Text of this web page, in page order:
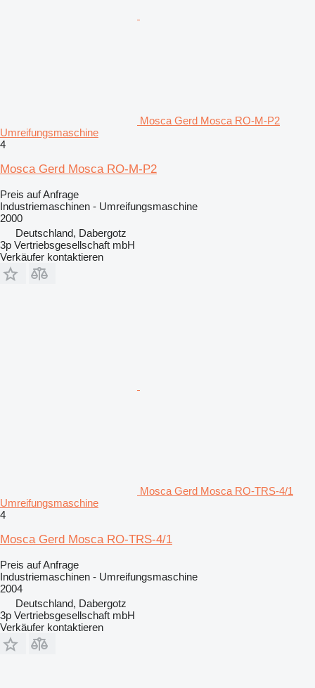
Mosca Gerd Mosca RO-M-P2
Umreifungsmaschine
4
Mosca Gerd Mosca RO-M-P2
Preis auf Anfrage
Industriemaschinen - Umreifungsmaschine
2000
Deutschland, Dabergotz
3p Vertriebsgesellschaft mbH
Verkäufer kontaktieren
Mosca Gerd Mosca RO-TRS-4/1
Umreifungsmaschine
4
Mosca Gerd Mosca RO-TRS-4/1
Preis auf Anfrage
Industriemaschinen - Umreifungsmaschine
2004
Deutschland, Dabergotz
3p Vertriebsgesellschaft mbH
Verkäufer kontaktieren